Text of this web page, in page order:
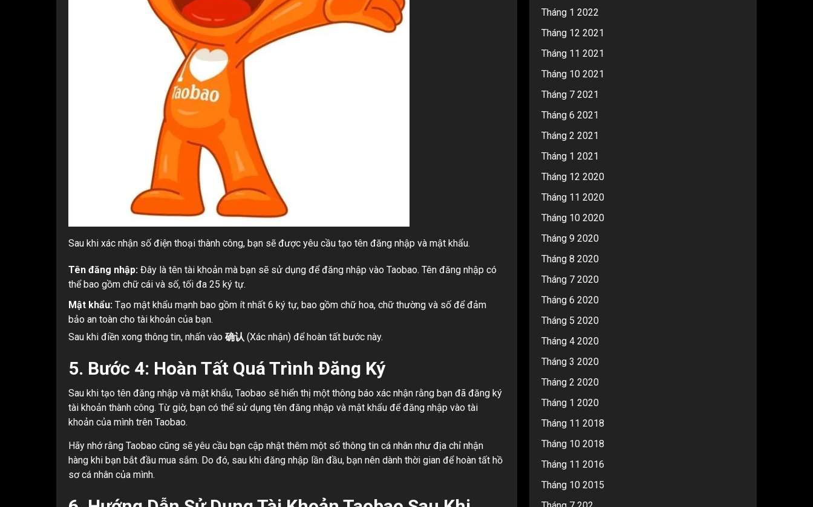
Sau khi xác nhận số điện thoại thành công, bạn sẽ được yêu cầu tạo tên đăng nhập và mật khẩu.
Tên đăng nhập: Đây là tên tài khoản mà bạn sẽ sử dụng để đăng nhập vào Taobao. Tên đăng nhập có
thể bao gồm chữ cái và số, tối đa 25 ký tự.
Mật khẩu: Tạo mật khẩu mạnh bao gồm ít nhất 6 ký tự, bao gồm chữ hoa, chữ thường và số để đảm
bảo an toàn cho tài khoản của bạn.
Sau khi điền xong thông tin, nhấn vào 确认 (Xác nhận) để hoàn tất bước này.
5. Bước 4: Hoàn Tất Quá Trình Đăng Ký
Sau khi tạo tên đăng nhập và mật khẩu, Taobao sẽ hiển thị một thông báo xác nhận rằng bạn đã đăng ký
tài khoản thành công. Từ giờ, bạn có thể sử dụng tên đăng nhập và mật khẩu để đăng nhập vào tài
khoản của mình trên Taobao.
Hãy nhớ rằng Taobao cũng sẽ yêu cầu bạn cập nhật thêm một số thông tin cá nhân như địa chỉ nhận
hàng khi bạn bắt đầu mua sắm. Do đó, sau khi đăng nhập lần đầu, bạn nên dành thời gian để hoàn tất hồ
sơ cá nhân của mình.
Tháng 1 2022
Tháng 12 2021
Tháng 11 2021
Tháng 10 2021
Tháng 7 2021
Tháng 6 2021
Tháng 2 2021
Tháng 1 2021
Tháng 12 2020
Tháng 11 2020
Tháng 10 2020
Tháng 9 2020
Tháng 8 2020
Tháng 7 2020
Tháng 6 2020
Tháng 5 2020
Tháng 4 2020
Tháng 3 2020
Tháng 2 2020
Tháng 1 2020
Tháng 11 2018
Tháng 10 2018
Tháng 11 2016
Tháng 10 2015